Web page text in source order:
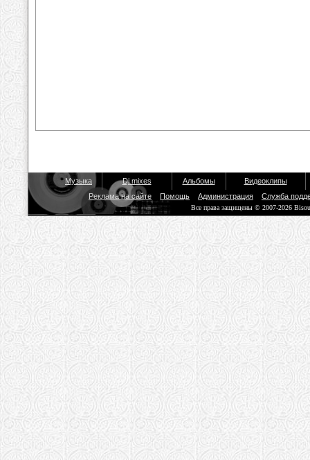
Музыка Dj mixes Альбомы
Видеоклипы
Реклама на сайте
Помощь Администрация Служба
Все права защищены © 2007-2026